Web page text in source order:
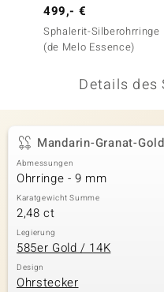
Collection
499,- €
Sphalerit-Silberohrringe
(de Melo Essence)
Details des
Mandarin-Granat-
Abmessungen
Ohrringe - 9 mm
Karatgewicht Summe
2,48 ct
Legierung
585er Gold / 14K
Design
Ohrstecker